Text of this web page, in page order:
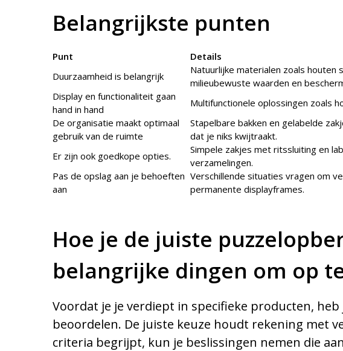
Belangrijkste punten
Punt
Details
Duurzaamheid is belangrijk
Natuurlijke materialen zoals houten
milieubewuste waarden en
Display en functionaliteit gaan
hand in hand
Multifunctionele oplossingen zoals
De organisatie maakt optimaal
gebruik van de ruimte
Stapelbare bakken en gelabelde
dat je niks kwijtraakt.
Er zijn ook goedkope opties.
Simpele zakjes met ritssluiting en
verzamelingen.
Pas de opslag aan je behoeften
aan
Verschillende situaties vragen om
permanente displayframes.
Hoe je de juiste
belangrijke dingen om op
Voordat je je verdiept in specifieke producten,
beoordelen. De juiste keuze houdt rekening met
criteria begrijpt, kun je beslissingen nemen die